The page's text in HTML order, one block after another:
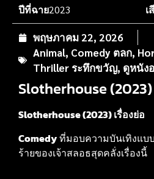
ปีที่ฉาย2023 เ
พฤษภาคม 22, 2026
Animal, Comedy ตลก,
Thriller ระทึกขวัญ, ดูหนัง
Slotherhouse
Slotherhouse (2023) เรื่องย่อ
Comedyที่มอบความบันเทิงแบ
ร้ายของเจ้าสลอธสุดคลั่งเรื่องนี้